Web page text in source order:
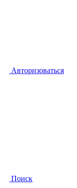
Авторизоваться
Поиск